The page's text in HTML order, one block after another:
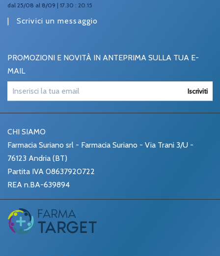
dal 25/08 al 8/09 | 17.30 : 20.15
| Scrivici un messaggio
PROMOZIONI E NOVITÀ IN ANTEPRIMA SULLA TUA E-
MAIL
Iscriviti
CHI SIAMO
Farmacia Suriano srl - Farmacia Suriano - Via Trani 3/U -
76123 Andria (BT)
Partita IVA 08637920722
REA n.BA-639894